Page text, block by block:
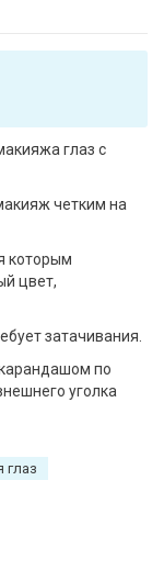
глаз с
четким на
которым
цвет,
затачивания.
по
уголка
глаз